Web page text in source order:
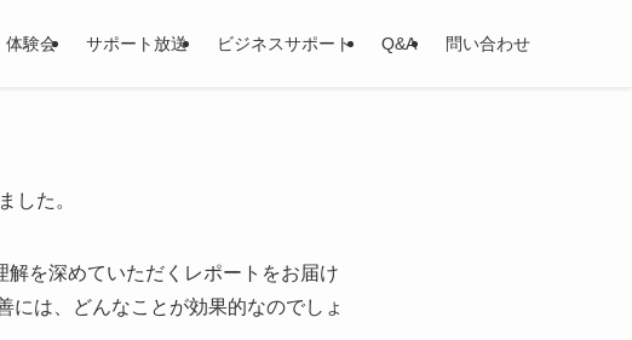
体験会 サポート放送 ビジネスサポート Q&A 問い合わせ
した。
を深めていただくレポートをお届け
には、どんなことが効果的なのでしょ